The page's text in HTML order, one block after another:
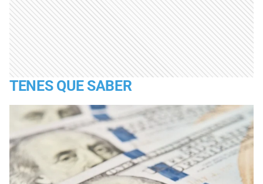
TENES QUE SABER